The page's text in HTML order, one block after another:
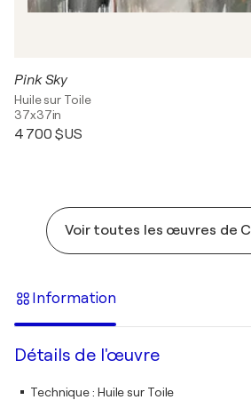
Pink Sky
Huile sur Toile
37x37in
4 700 $US
Voir toutes les œuvres de
Information
Détails de l'œuvre
Technique: Huile sur Toile